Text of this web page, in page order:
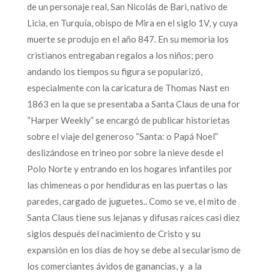
de un personaje real, San Nicolás de Bari, nativo de
Licia, en Turquía, obispo de Mira en el siglo 1V, y cuya
muerte se produjo en el año 847. En su memoria los
cristianos entregaban regalos a los niños; pero
andando los tiempos su figura se popularizó,
especialmente con la caricatura de Thomas Nast en
1863 en la que se presentaba a Santa Claus de una for
“Harper Weekly” se encargó de publicar historietas
sobre el viaje del generoso “Santa: o Papá Noel”
deslizándose en trineo por sobre la nieve desde el
Polo Norte y entrando en los hogares infantiles por
las chimeneas o por hendiduras en las puertas o las
paredes, cargado de juguetes.. Como se ve, el mito de
Santa Claus tiene sus lejanas y difusas raíces casi diez
siglos después del nacimiento de Cristo y su
expansión en los días de hoy se debe al secularismo de
los comerciantes ávidos de ganancias, y a la